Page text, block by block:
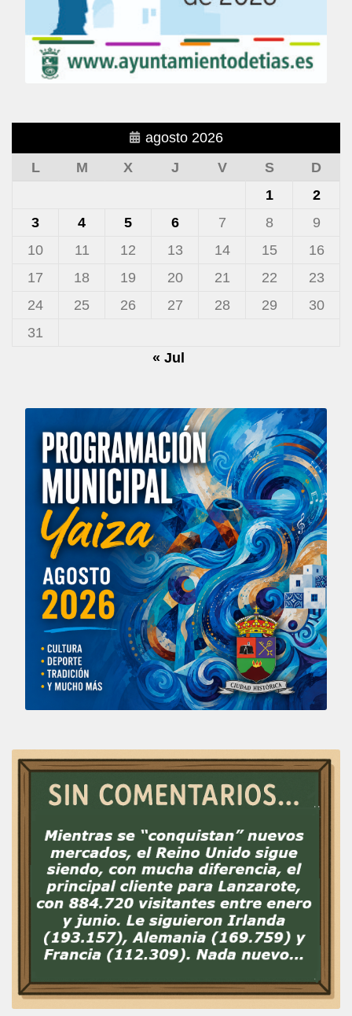
agosto 2026
L
M X J V S
D
1
2
3
4 5 6 7 8
9
10
11 12 13 14 15
16
17
18 19 20 21 22
23
24
25 26 27 28 29
30
31
« Jul